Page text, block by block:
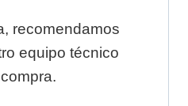
recomendamos
equipo técnico